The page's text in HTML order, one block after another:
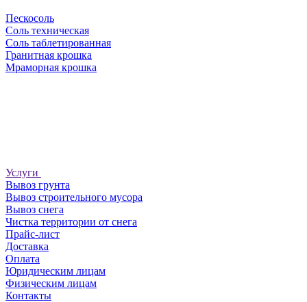
Пескосоль
Соль техническая
Соль таблетированная
Гранитная крошка
Мраморная крошка
Услуги
Вывоз грунта
Вывоз строительного мусора
Вывоз снега
Чистка территории от снега
Прайс-лист
Доставка
Оплата
Юридическим лицам
Физическим лицам
Контакты